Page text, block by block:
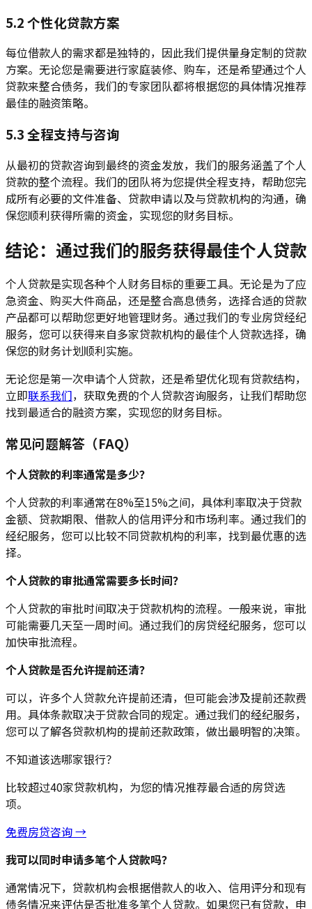
5.2 个性化贷款方案
每位借款人的需求都是独特的，因此我们提供量身定制的贷款
方案。无论您是需要进行家庭装修、购车，还是希望通过个人
贷款来整合债务，我们的专家团队都将根据您的具体情况推荐
最佳的融资策略。
5.3 全程支持与咨询
从最初的贷款咨询到最终的资金发放，我们的服务涵盖了个人
贷款的整个流程。我们的团队将为您提供全程支持，帮助您完
成所有必要的文件准备、贷款申请以及与贷款机构的沟通，确
保您顺利获得所需的资金，实现您的财务目标。
结论：通过我们的服务获得最佳个人贷款
个人贷款是实现各种个人财务目标的重要工具。无论是为了应
急资金、购买大件商品，还是整合高息债务，选择合适的贷款
产品都可以帮助您更好地管理财务。通过我们的专业房贷经纪
服务，您可以获得来自多家贷款机构的最佳个人贷款选择，确
保您的财务计划顺利实施。
无论您是第一次申请个人贷款，还是希望优化现有贷款结构，
立即联系我们，获取免费的个人贷款咨询服务，让我们帮助您
找到最适合的融资方案，实现您的财务目标。
常见问题解答（FAQ）
个人贷款的利率通常是多少？
个人贷款的利率通常在8%至15%之间，具体利率取决于贷款
金额、贷款期限、借款人的信用评分和市场利率。通过我们的
经纪服务，您可以比较不同贷款机构的利率，找到最优惠的选
择。
个人贷款的审批通常需要多长时间？
个人贷款的审批时间取决于贷款机构的流程。一般来说，审批
可能需要几天至一周时间。通过我们的房贷经纪服务，您可以
加快审批流程。
个人贷款是否允许提前还清？
可以，许多个人贷款允许提前还清，但可能会涉及提前还款费
用。具体条款取决于贷款合同的规定。通过我们的经纪服务，
您可以了解各贷款机构的提前还款政策，做出最明智的决策。
不知道该选哪家银行？
比较超过40家贷款机构，为您的情况推荐最合适的房贷选
项。
免费房贷咨询 →
我可以同时申请多笔个人贷款吗？
通常情况下，贷款机构会根据借款人的收入、信用评分和现有
债务情况来评估是否批准多笔个人贷款。如果您已有贷款，申